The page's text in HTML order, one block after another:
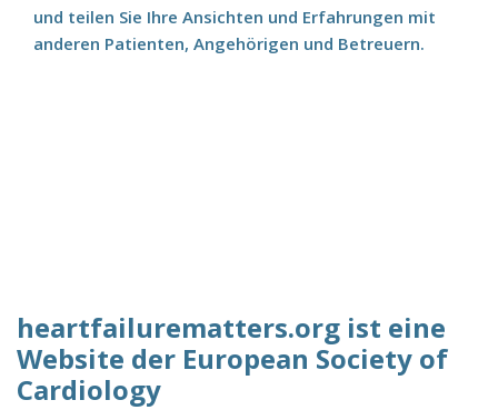
und teilen Sie Ihre Ansichten und Erfahrungen mit
anderen Patienten, Angehörigen und Betreuern.
heartfailurematters.org ist eine
Website der European Society of
Cardiology